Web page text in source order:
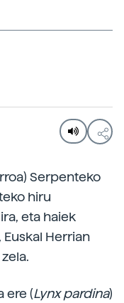
Serpenteko
hiru
eta haiek
Herrian
ere (Lynx pardina)